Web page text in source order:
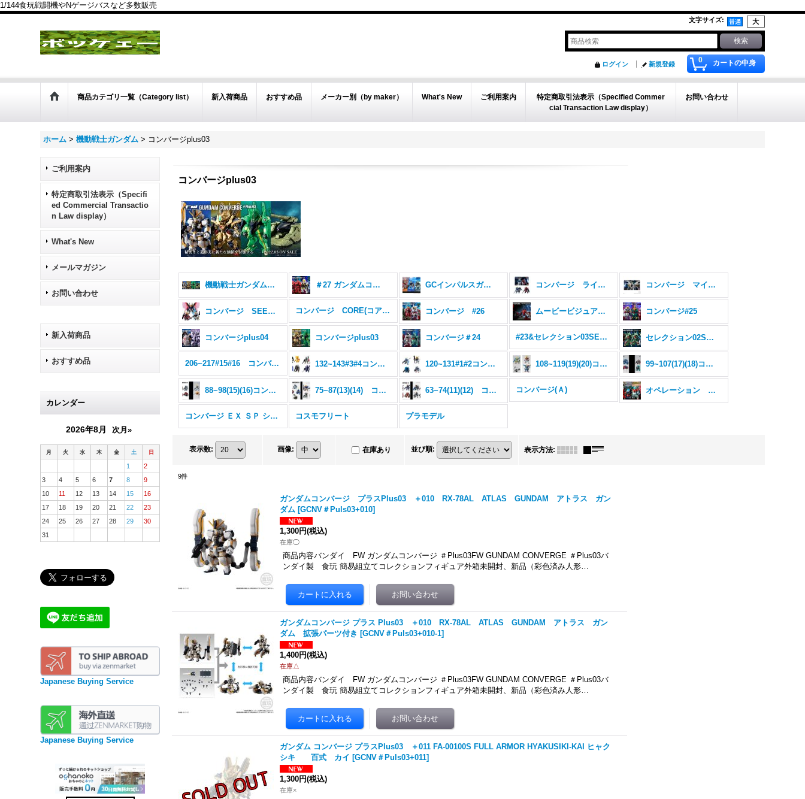
1/144食玩戦闘機やNゲージバスなど多数販売
文字サイズ:
0 カートの中身
ログイン 新規登録
商品カテゴリ一覧（Category list） 新入荷商品 おすすめ品 メーカー別（by maker） What's New ご利用案内
特定商取引法表示（Specified Commer
cial Transaction Law display）
お問い合わせ
ホーム > 機動戦士ガンダム > コンバージplus03
ご利用案内
特定商取引法表示（Specifi
ed Commercial Transactio
n Law display）
What's New
メールマガジン
お問い合わせ
新入荷商品
おすすめ品
カレンダー
2026年8月 次月»
月 火 水 木 金 土 日
1
2
3
4 5 6 7 8
9
10
11 12 13 14 15
16
17
18 19 20 21 22
23
24
25 26 27 28 29
30
31
Japanese Buying Service
Japanese Buying Service
コンバージplus03
機動戦士ガンダム (全商品) ＃27 ガンダムコンバージ GCインパルスガンダムシルエットセット コンバージ ライジング＆インモータル コンバージ マイティー
コンバージ SEED DESTINY 3体セット コンバージ CORE(コア) シリーズ コンバージ #26 ムービービジュアルセレクション コンバージ#25
コンバージplus04 コンバージplus03 コンバージ＃24 #23&セレクション03SELECTION03 セレクション02SELECTION02
206~217#15#16 コンバージ 132~143#3#4コンバージ 120~131#1#2コンバージ 108~119(19)(20)コンバージ 99~107(17)(18)コンバージ
88~98(15)(16)コンバージ 75~87(13)(14) コンバージ 63~74(11)(12) コンバージ コンバージ(Ａ) オペレーション ジャブロー コンバージ
コンバージ ＥＸ ＳＰ シリーズ コスモフリート プラモデル
表示数: 画像: 在庫あり 並び順: 表示方法:
9件
ガンダムコンバージ プラスPlus03 ＋010 RX-78AL ATLAS GUNDAM アトラス ガン
ダム [GCNV＃Puls03+010]
1,300円(税込)
在庫◯
商品内容バンダイ FW ガンダムコンバージ ＃Plus03FW GUNDAM CONVERGE ＃Plus03バ
ンダイ製 食玩 簡易組立てコレクションフィギュア外箱未開封、新品（彩色済み人形…
ガンダムコンバージ プラス Plus03 ＋010 RX-78AL ATLAS GUNDAM アトラス ガン
ダム 拡張パーツ付き [GCNV＃Puls03+010-1]
1,400円(税込)
在庫△
商品内容バンダイ FW ガンダムコンバージ ＃Plus03FW GUNDAM CONVERGE ＃Plus03バ
ンダイ製 食玩 簡易組立てコレクションフィギュア外箱未開封、新品（彩色済み人形…
ガンダム コンバージ プラスPlus03 ＋011 FA-00100S FULL ARMOR HYAKUSIKI-KAI ヒャク
シキ 百式 カイ [GCNV＃Puls03+011]
1,300円(税込)
在庫×